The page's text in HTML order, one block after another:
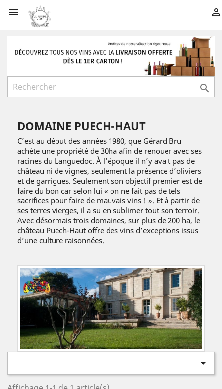
 

DOMAINE PUECH-HAUT
C’est au début des années 1980, que Gérard Bru
achète une propriété de 30ha afin de renouer avec ses
racines du Languedoc. À l’époque il n’y avait pas de
château ni de vignes, seulement la présence d’oliviers
et de garrigues. Seulement son objectif premier est de
faire du bon car selon lui « on ne fait pas de tels
sacrifices pour faire de mauvais vins ! ». Et à partir de
ses terres vierges, il a su en sublimer tout son terroir.
Avec désormais trois domaines, sur plus de 200 ha, le
château Puech-Haut offre des vins d’exceptions issus
d’une culture raisonnées.
